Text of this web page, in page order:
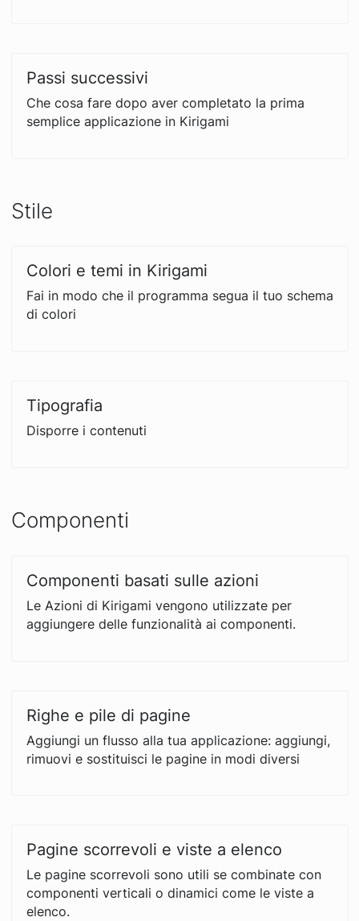
Passi successivi
Che cosa fare dopo aver completato la prima
semplice applicazione in Kirigami
Stile
Colori e temi in Kirigami
Fai in modo che il programma segua il tuo schema
di colori
Tipografia
Disporre i contenuti
Componenti
Componenti basati sulle azioni
Le Azioni di Kirigami vengono utilizzate per
aggiungere delle funzionalità ai componenti.
Righe e pile di pagine
Aggiungi un flusso alla tua applicazione: aggiungi,
rimuovi e sostituisci le pagine in modi diversi
Pagine scorrevoli e viste a elenco
Le pagine scorrevoli sono utili se combinate con
componenti verticali o dinamici come le viste a
elenco.